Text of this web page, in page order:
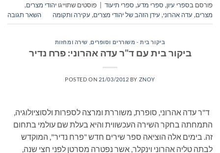
פורסם בספרי עיון, ספרי מדע, ספרי תיעוד פוסטים שתוייגו יהודי מצרים,
מצרים, עדה אהרוני, עידן הזהב של יהודי מצרים, עקירה ותקומה השאר תגובה
ביקור בית - משוררים וסופרים שירה ומחזות
ביקור בית עם ד"ר עדה אהרוני: פרח נדיר
POSTED ON 21/03/2012 BY ZNOY
ד"ר עדה אהרוני, סופרת, משוררת ומרצה לספרות ולסוציולוגיה,
התמחתה בחקר השירה העכשווית והיא בעלת שם עולמי בתחום
זה. בימים אלה הוציאה ספר שירים חדש "פרח נדיר", המוקדש
לבתה טליה אהרוני וינקלר, אשר נפטרה מסרטן לפני חצי שנה,